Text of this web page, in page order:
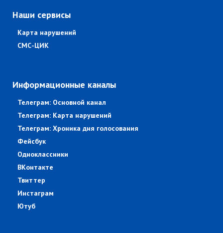
Наши сервисы
Карта нарушений
СМС-ЦИК
Информационные каналы
Телеграм: Основной канал
Телеграм: Карта нарушений
Телеграм: Хроника дня голосования
Фейсбук
Одноклассники
ВКонтакте
Твиттер
Инстаграм
Ютуб